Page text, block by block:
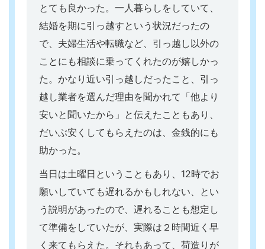
とても良かった。一人暮らしをしていて、
結婚を期に引っ越すという状況だったの
で、夫婦生活や転職など、引っ越し以外の
ことにも相談に乗ってくれたのが嬉しかっ
た。かなり近い引っ越しだったこと、引っ
越し業者を選んだ理由を聞かれて「他より
安いと聞いたから」と伝えたこともあり、
だいぶ安くしてもらえたのは、金銭的にも
助かった。
当日は土曜日ということもあり、12時でお
願いしていても遅れるかもしれない、とい
う説明があったので、遅れることも想定し
て準備をしていたが、実際は２時間近く早
く来てもらえた。それもあって、荷造りが